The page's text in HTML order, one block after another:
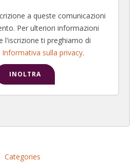
a queste comunicazioni
Per ulteriori informazioni
l'iscrizione ti preghiamo di
Informativa sulla privacy.
Categories